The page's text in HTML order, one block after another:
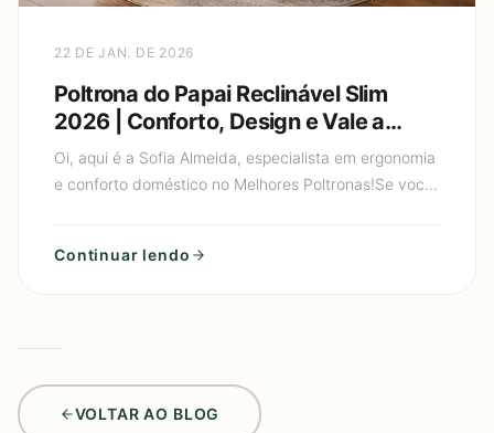
22 DE JAN. DE 2026
Poltrona do Papai Reclinável Slim
2026 | Conforto, Design e Vale a
Pena?
Oi, aqui é a Sofia Almeida, especialista em ergonomia
e conforto doméstico no Melhores Poltronas!Se você
Continuar lendo
VOLTAR AO BLOG